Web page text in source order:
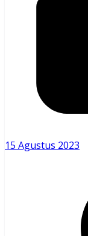
15 Agustus 2023